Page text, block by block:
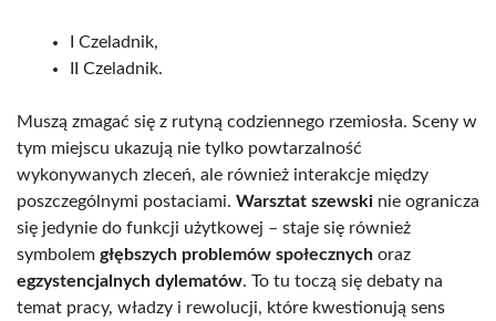
I Czeladnik,
II Czeladnik.
Muszą zmagać się z rutyną codziennego rzemiosła. Sceny w
tym miejscu ukazują nie tylko powtarzalność
wykonywanych zleceń, ale również interakcje między
poszczególnymi postaciami. Warsztat szewski nie ogranicza
się jedynie do funkcji użytkowej – staje się również
symbolem głębszych problemów społecznych oraz
egzystencjalnych dylematów. To tu toczą się debaty na
temat pracy, władzy i rewolucji, które kwestionują sens